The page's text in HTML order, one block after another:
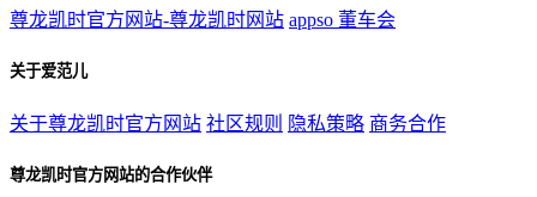
尊龙凯时官方网站-尊龙凯时网站 appso 董车会
关于爱范儿
关于尊龙凯时官方网站 社区规则 隐私策略 商务合作
尊龙凯时官方网站的合作伙伴